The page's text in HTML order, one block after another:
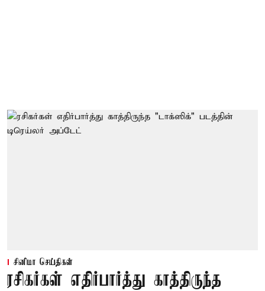
சினிமா செய்திகள்
ரசிகர்கள் எதிர்பார்த்து காத்திருந்த